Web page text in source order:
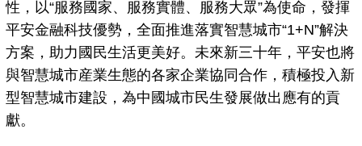
性，以“服務國家、服務實體、服務大眾”為使命，發揮
平安金融科技優勢，全面推進落實智慧城市“1+N”解決
方案，助力國民生活更美好。未來新三十年，平安也將
與智慧城市産業生態的各家企業協同合作，積極投入新
型智慧城市建設，為中國城市民生發展做出應有的貢
獻。